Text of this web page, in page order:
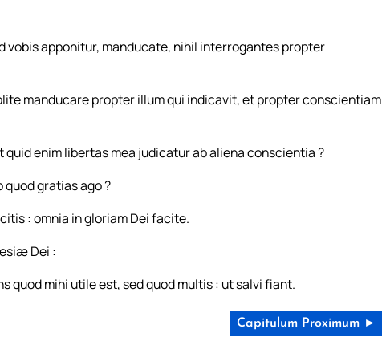
vobis apponitur, manducate, nihil interrogantes propter
manducare propter illum qui indicavit, et propter conscientiam
enim libertas mea judicatur ab aliena conscientia ?
gratias ago ?
: omnia in gloriam Dei facite.
Dei :
quod mihi utile est, sed quod multis : ut salvi fiant.
Capitulum Proximum ►